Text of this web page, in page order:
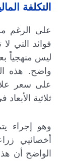
التكلفة
على الرغم
فوائد التي
ليس منهجياً
واضح. هذه
على سعر
ثلاثية
وهو إجراء
أخصائيي
الواضح أن